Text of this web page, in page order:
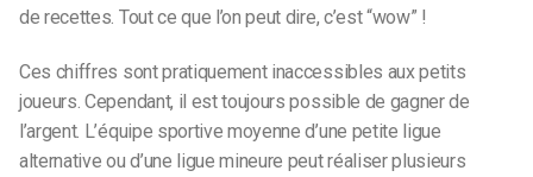
de recettes. Tout ce que l’on peut dire, c’est “wow” !
Ces chiffres sont pratiquement inaccessibles aux petits
joueurs. Cependant, il est toujours possible de gagner de
l’argent. L’équipe sportive moyenne d’une petite ligue
alternative ou d’une ligue mineure peut réaliser plusieurs